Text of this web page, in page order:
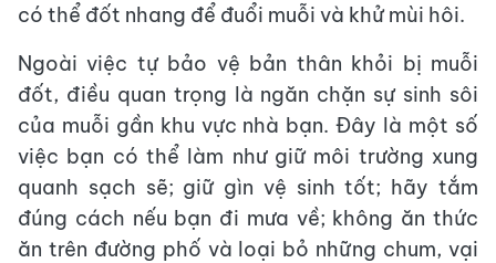
có thể đốt nhang để đuổi muỗi và khử mùi hôi.
Ngoài việc tự bảo vệ bản thân khỏi bị muỗi
đốt, điều quan trọng là ngăn chặn sự sinh sôi
của muỗi gần khu vực nhà bạn. Đây là một số
việc bạn có thể làm như giữ môi trường xung
quanh sạch sẽ; giữ gìn vệ sinh tốt; hãy tắm
đúng cách nếu bạn đi mưa về; không ăn thức
ăn trên đường phố và loại bỏ những chum, vại